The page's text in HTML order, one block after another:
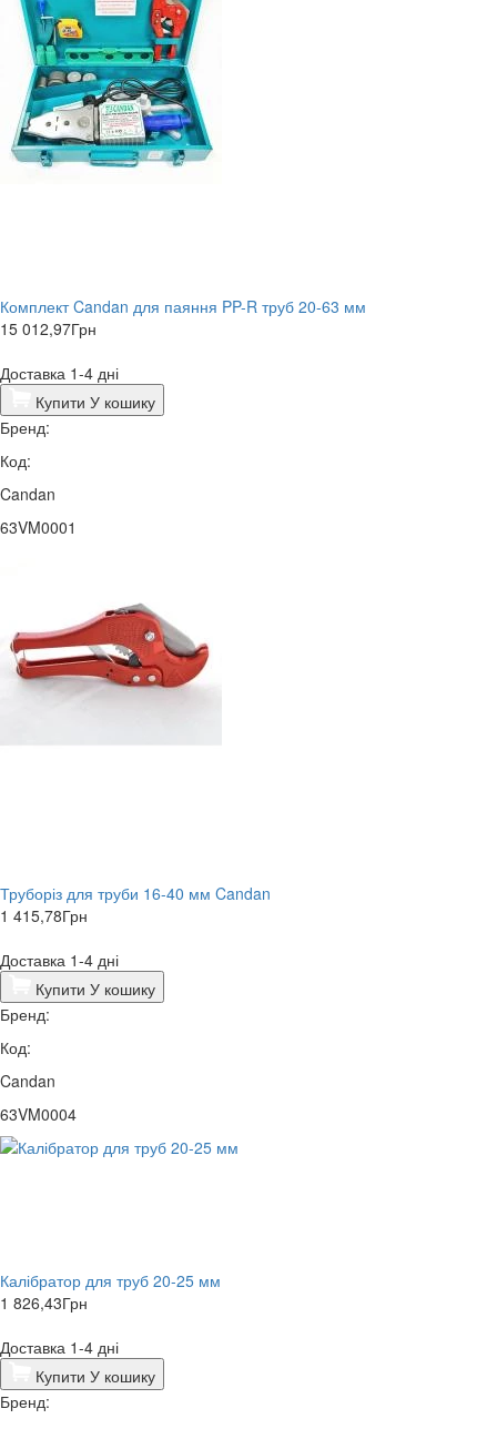
Комплект Candan для паяння PP-R труб 20-63 мм
15 012,97Грн
Доставка 1-4 дні
Купити У кошику
Бренд:
Код:
Candan
63VM0001
Труборіз для труби 16-40 мм Candan
1 415,78Грн
Доставка 1-4 дні
Купити У кошику
Бренд:
Код:
Candan
63VM0004
Калібратор для труб 20-25 мм
1 826,43Грн
Доставка 1-4 дні
Купити У кошику
Бренд: